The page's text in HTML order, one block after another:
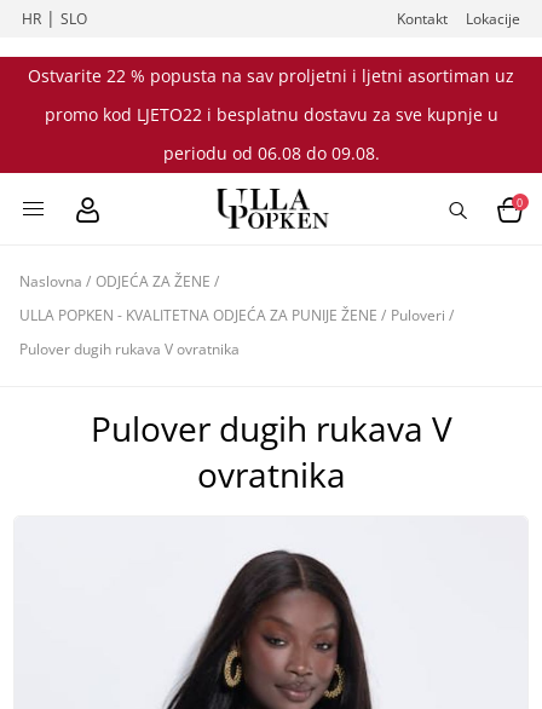
HR |SLO Kontakt Lokacije
Ostvarite 22 % popusta na sav proljetni i ljetni asortiman uz
promo kod LJETO22 i besplatnu dostavu za sve kupnje u
periodu od 06.08 do 09.08.
0
Naslovna / ODJEĆA ZA ŽENE /
ULLA POPKEN - KVALITETNA ODJEĆA ZA PUNIJE ŽENE / Puloveri /
Pulover dugih rukava V ovratnika
Pulover dugih rukava V
ovratnika